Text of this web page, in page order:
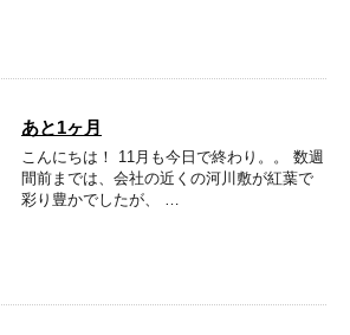
あと1ヶ月
こんにちは！ 11月も今日で終わり。。 数週
間前までは、会社の近くの河川敷が紅葉で
彩り豊かでしたが、 …